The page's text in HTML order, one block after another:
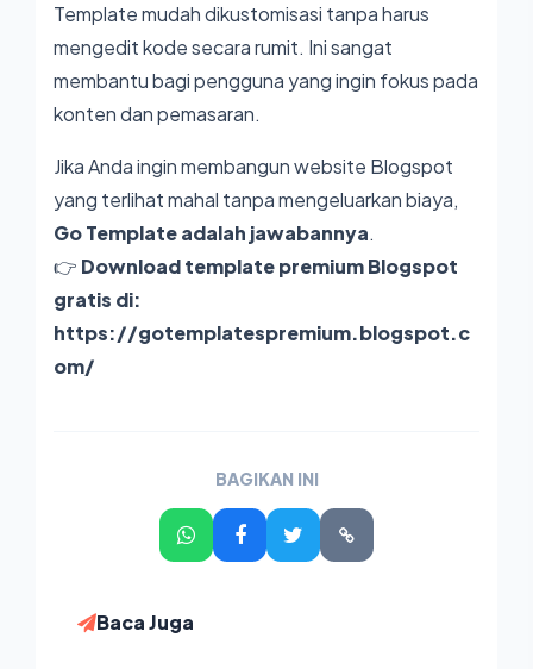
Template mudah dikustomisasi tanpa harus
mengedit kode secara rumit. Ini sangat
membantu bagi pengguna yang ingin fokus pada
konten dan pemasaran.
Jika Anda ingin membangun website Blogspot
yang terlihat mahal tanpa mengeluarkan biaya,
Go Template adalah jawabannya.
👉 Download template premium Blogspot
gratis di:
https://gotemplatespremium.blogspot.c
om/
BAGIKAN INI
Baca Juga